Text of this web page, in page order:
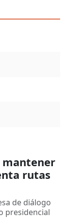
rutas
de diálogo
presidencial